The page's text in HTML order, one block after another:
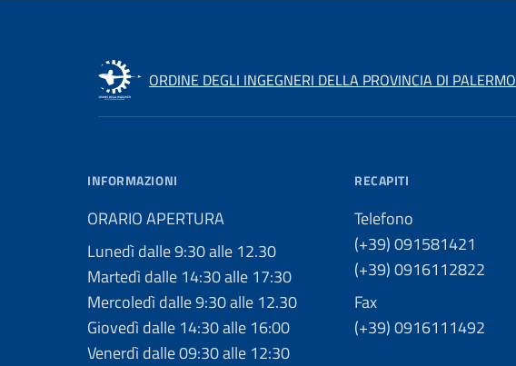
ORDINE DEGLI INGEGNERI DELLA PROVINCIA DI PALERMO
INFORMAZIONI
ORARIO APERTURA
Lunedì dalle 9:30 alle 12.30
Martedì dalle 14:30 alle 17:30
Mercoledì dalle 9:30 alle 12.30
Giovedì dalle 14:30 alle 16:00
Venerdì dalle 09:30 alle 12:30
RECAPITI
Telefono
(+39) 091581421
(+39) 0916112822
Fax
(+39) 0916111492